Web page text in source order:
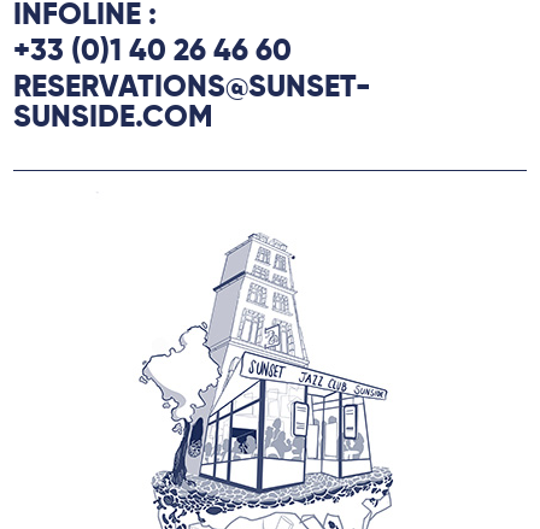
INFOLINE :
+33 (0)1 40 26 46 60
RESERVATIONS@SUNSET-
SUNSIDE.COM